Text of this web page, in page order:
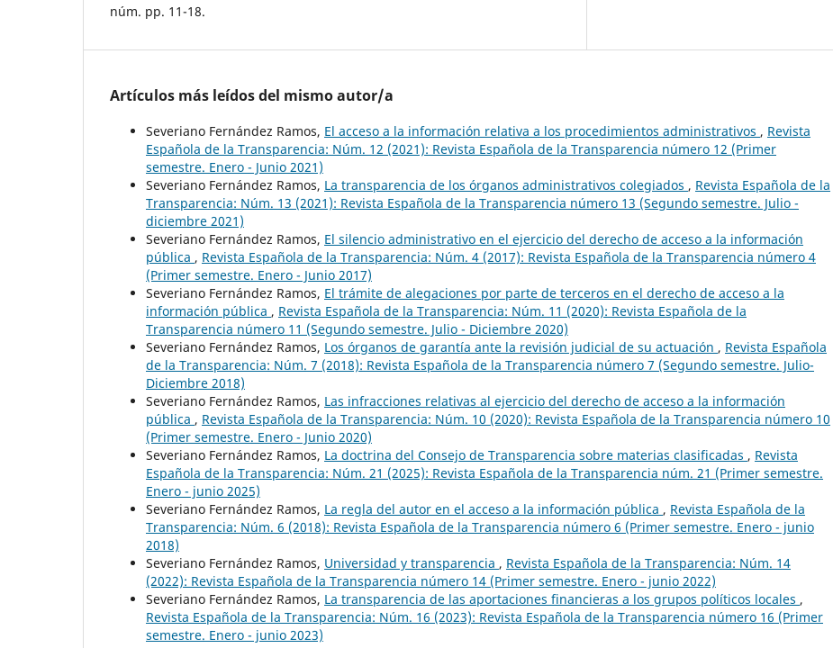
núm. pp. 11-18.
Artículos más leídos del mismo autor/a
Severiano Fernández Ramos, El acceso a la información relativa a los procedimientos administrativos , Revista
Española de la Transparencia: Núm. 12 (2021): Revista Española de la Transparencia número 12 (Primer
semestre. Enero - Junio 2021)
Severiano Fernández Ramos, La transparencia de los órganos administrativos colegiados , Revista Española de la
Transparencia: Núm. 13 (2021): Revista Española de la Transparencia número 13 (Segundo semestre. Julio -
diciembre 2021)
Severiano Fernández Ramos, El silencio administrativo en el ejercicio del derecho de acceso a la información
pública , Revista Española de la Transparencia: Núm. 4 (2017): Revista Española de la Transparencia número 4
(Primer semestre. Enero - Junio 2017)
Severiano Fernández Ramos, El trámite de alegaciones por parte de terceros en el derecho de acceso a la
información pública , Revista Española de la Transparencia: Núm. 11 (2020): Revista Española de la
Transparencia número 11 (Segundo semestre. Julio - Diciembre 2020)
Severiano Fernández Ramos, Los órganos de garantía ante la revisión judicial de su actuación , Revista Española
de la Transparencia: Núm. 7 (2018): Revista Española de la Transparencia número 7 (Segundo semestre. Julio-
Diciembre 2018)
Severiano Fernández Ramos, Las infracciones relativas al ejercicio del derecho de acceso a la información
pública , Revista Española de la Transparencia: Núm. 10 (2020): Revista Española de la Transparencia número 10
(Primer semestre. Enero - Junio 2020)
Severiano Fernández Ramos, La doctrina del Consejo de Transparencia sobre materias clasificadas , Revista
Española de la Transparencia: Núm. 21 (2025): Revista Española de la Transparencia núm. 21 (Primer semestre.
Enero - junio 2025)
Severiano Fernández Ramos, La regla del autor en el acceso a la información pública , Revista Española de la
Transparencia: Núm. 6 (2018): Revista Española de la Transparencia número 6 (Primer semestre. Enero - junio
2018)
Severiano Fernández Ramos, Universidad y transparencia , Revista Española de la Transparencia: Núm. 14
(2022): Revista Española de la Transparencia número 14 (Primer semestre. Enero - junio 2022)
Severiano Fernández Ramos, La transparencia de las aportaciones financieras a los grupos políticos locales ,
Revista Española de la Transparencia: Núm. 16 (2023): Revista Española de la Transparencia número 16 (Primer
semestre. Enero - junio 2023)